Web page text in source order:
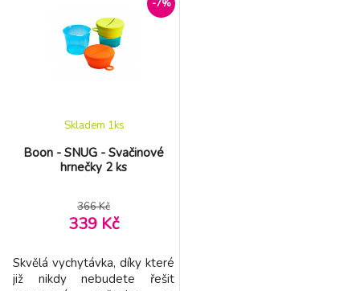
-7%
Boon - SNUG - Svačinové
hrnečky 2 ks
Skladem 1ks
366 Kč
339 Kč
Skvělá vychytávka, díky které
již nikdy nebudete řešit